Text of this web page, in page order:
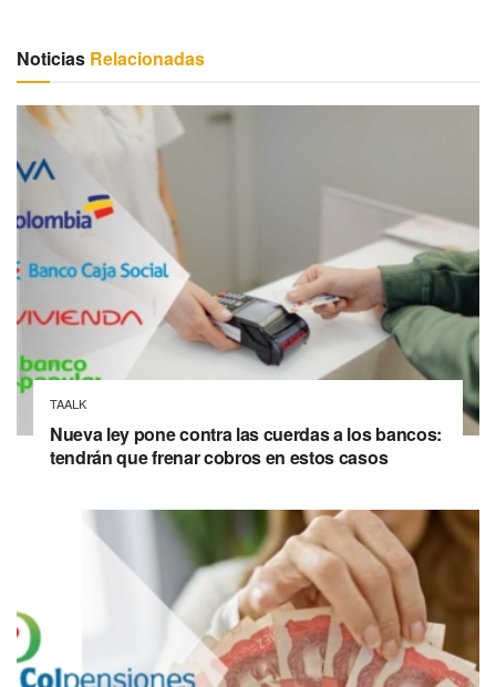
Noticias Relacionadas
TAALK
Nueva ley pone contra las cuerdas a los bancos:
tendrán que frenar cobros en estos casos